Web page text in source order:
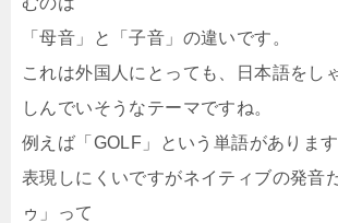
「母音」と「子音」の違いです。
これは外国人にとっても、日本語をし
しんでいそうなテーマですね。
例えば「GOLF」という単語があります
表現しにくいですがネイティブの発音
ゥ」って